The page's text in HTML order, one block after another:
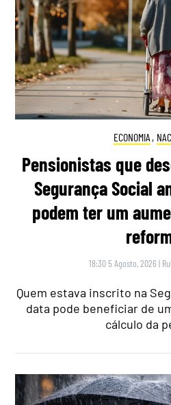
ECONOMIA ,
Pensionistas que
Segurança Social
podem ter um
18:30 5 Agosto, 2026 |
Quem estava inscrito na
data pode beneficiar de
cálculo da